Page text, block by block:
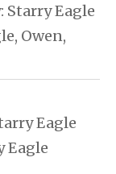
Starry Eagle
Owen,
Eagle
Eagle